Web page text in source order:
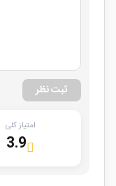
ثبت نظر
امتیاز کلی
3.9